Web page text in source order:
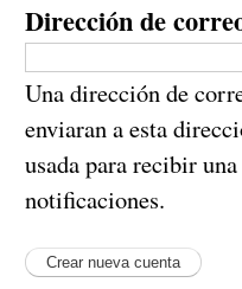
Dirección de
Una dirección de
enviaran a esta
usada para recibir
notificaciones.